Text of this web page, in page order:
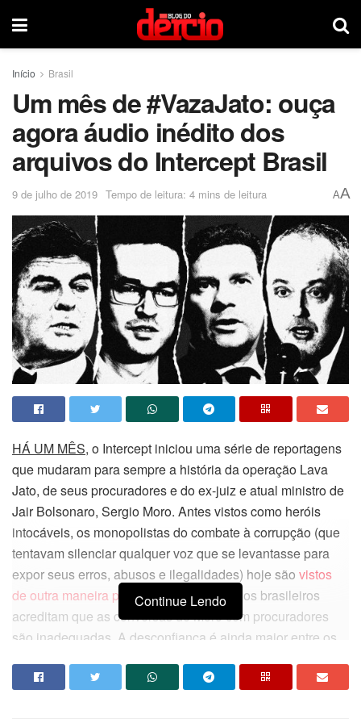
Início Brasil
Um mês de #VazaJato: ouça
agora áudio inédito dos
arquivos do Intercept Brasil
9 de julho de 2019 Tempo de leitura: 4 mins de leitura AA
HÁ UM MÊS, o Intercept iniciou uma série de reportagens
que mudaram para sempre a história da operação Lava
Jato, de seus procuradores e do ex-juiz e atual ministro de
Jair Bolsonaro, Sergio Moro. Antes vistos como heróis
intocáveis, os monopolistas do combate à corrupção (que
tentavam silenciar qualquer voz que se levantasse para
expor seus erros, abusos e ilegalidades) hoje são vistos
de outra maneira pela população: 58% dos brasileiros
acreditam que as conversas de Moro com procuradores
são inadequadas. A desconfiança é ainda maior entre os
um país guiado pelo espírito justiceiro de Moro.
Continue Lendo